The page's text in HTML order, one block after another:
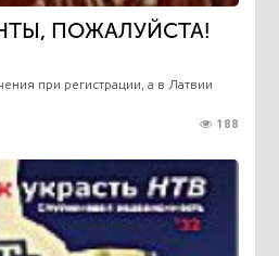
ПОЖАЛУЙСТА!
при регистрации, а в Латвии
188